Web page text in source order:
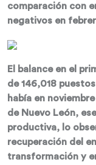
comparación con
negativos en
El balance en el
de 146,018
había en
de Nuevo León,
productiva, lo
recuperación del
transformación y